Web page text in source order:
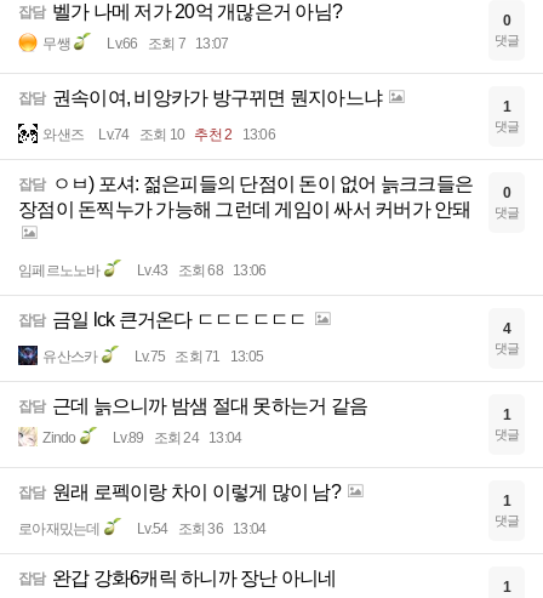
잡담 벨가 나메 저가 20억 개많은거 아님?
무쌩 Lv.66 조회 7 13:07
0
댓글
잡담 권속이여, 비앙카가 방구뀌면 뭔지아느냐
와샌즈 Lv.74 조회 10 추천 2 13:06
1
댓글
잡담
ㅇㅂ) 포셔: 젊은피들의 단점이 돈이 없어 늙크크들은
장점이 돈찍누가 가능해 그런데 게임이 싸서 커버가 안돼
임페르노노바 Lv.43 조회 68 13:06
0
댓글
잡담 금일 lck 큰거온다 ㄷㄷㄷㄷㄷㄷ
유산스카 Lv.75 조회 71 13:05
4
댓글
잡담 근데 늙으니까 밤샘 절대 못하는거 같음
Zindo Lv.89 조회 24 13:04
1
댓글
잡담 원래 로펙이랑 차이 이렇게 많이 남?
로아재밌는데 Lv.54 조회 36 13:04
1
댓글
잡담 완갑 강화6캐릭 하니까 장난 아니네 1